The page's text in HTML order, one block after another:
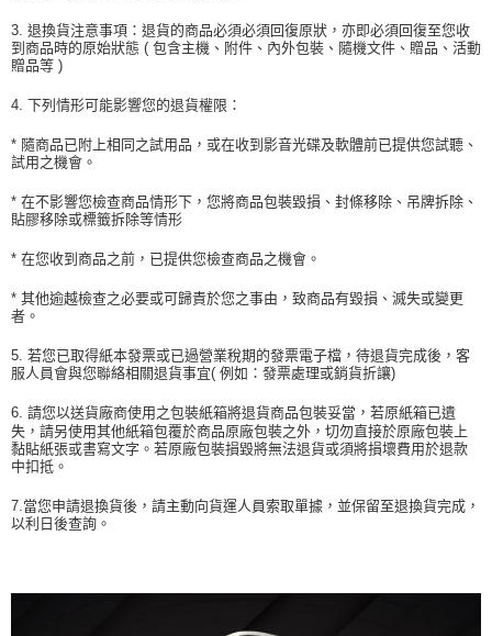
3. 退換貨注意事項：退貨的商品必須必須回復原狀，亦即必須回復至您收
到商品時的原始狀態 ( 包含主機、附件、內外包裝、隨機文件、贈品、活動
贈品等 )
4. 下列情形可能影響您的退貨權限：
* 隨商品已附上相同之試用品，或在收到影音光碟及軟體前已提供您試聽、
試用之機會。
* 在不影響您檢查商品情形下，您將商品包裝毀損、封條移除、吊牌拆除、
貼膠移除或標籤拆除等情形
* 在您收到商品之前，已提供您檢查商品之機會。
* 其他逾越檢查之必要或可歸責於您之事由，致商品有毀損、滅失或變更
者。
5. 若您已取得紙本發票或已過營業稅期的發票電子檔，待退貨完成後，客
服人員會與您聯絡相關退貨事宜( 例如：發票處理或銷貨折讓)
6. 請您以送貨廠商使用之包裝紙箱將退貨商品包裝妥當，若原紙箱已遺
失，請另使用其他紙箱包覆於商品原廠包裝之外，切勿直接於原廠包裝上
黏貼紙張或書寫文字。若原廠包裝損毀將無法退貨或須將損壞費用於退款
中扣抵。
7.當您申請退換貨後，請主動向貨運人員索取單據，並保留至退換貨完成，
以利日後查詢。